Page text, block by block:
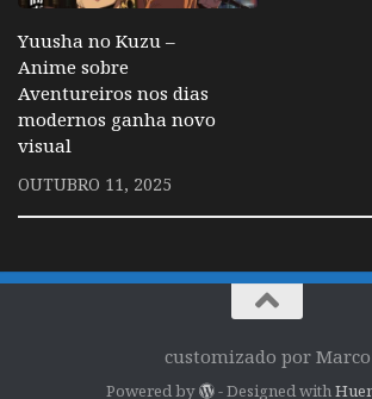
Yuusha no Kuzu –
Anime sobre
Aventureiros nos dias
modernos ganha novo
visual
OUTUBRO 11, 2025
customizado por Marco
Powered by - Designed with